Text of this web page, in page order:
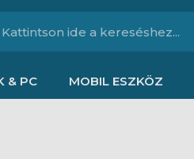
& PC MOBIL ESZKÖZ